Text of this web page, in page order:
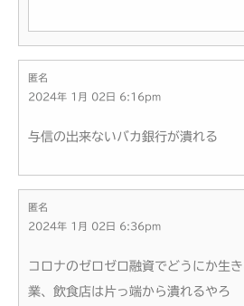
匿名
2024年 1月 02日 6:16pm
与信の出来ないバカ銀行が潰れる
匿名
2024年 1月 02日 6:36pm
コロナのゼロゼロ融資でどうにか生
業、飲食店は片っ端から潰れるやろ